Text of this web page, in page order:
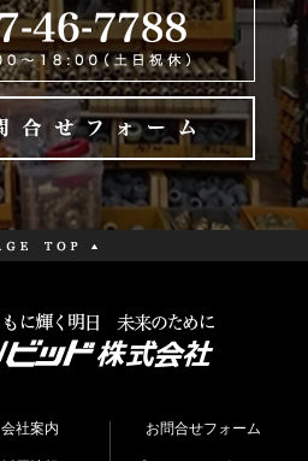
会社案内 お問合せフォーム